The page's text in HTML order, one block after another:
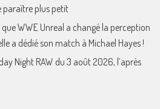
paraître plus petit
WWE Unreal a changé la perception
a dédié son match à Michael Hayes !
Night RAW du 3 août 2026, l’après